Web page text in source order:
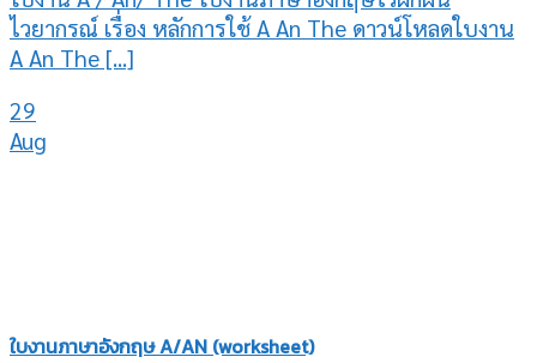
ไวยากรณ์ เรื่อง หลักการใช้ A An The ดาวน์โหลดใบงาน
A An The [...]
29
Aug
ใบงานภาษาอังกฤษ A/AN (worksheet)